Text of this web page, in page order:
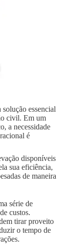
essencial
civil. Em um
a necessidade
é
disponíveis
sua eficiência,
de maneira
série de
custos.
tirar proveito
o tempo de